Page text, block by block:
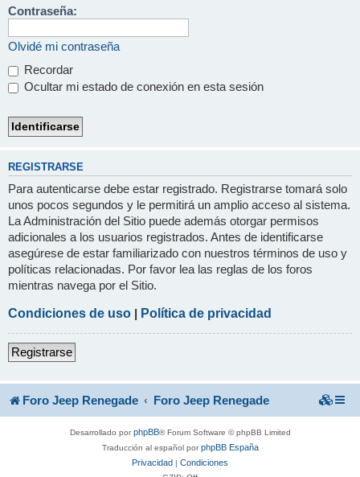
Contraseña:
Olvidé mi contraseña
Recordar
Ocultar mi estado de conexión en esta sesión
REGISTRARSE
Para autenticarse debe estar registrado. Registrarse tomará solo
unos pocos segundos y le permitirá un amplio acceso al sistema.
La Administración del Sitio puede además otorgar permisos
adicionales a los usuarios registrados. Antes de identificarse
asegúrese de estar familiarizado con nuestros términos de uso y
políticas relacionadas. Por favor lea las reglas de los foros
mientras navega por el Sitio.
Condiciones de uso | Política de privacidad
Registrarse
Foro Jeep Renegade Foro Jeep Renegade
Desarrollado porphpBB® Forum Software © phpBB Limited
Traducción al español porphpBB España
Privacidad | Condiciones